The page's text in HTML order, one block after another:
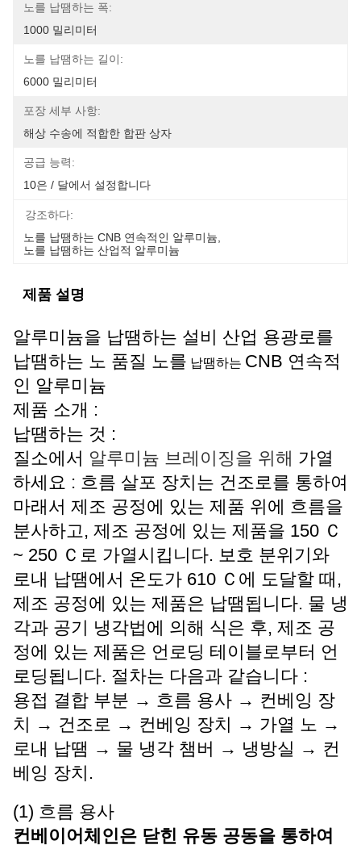
노를 납땜하는 폭:
1000 밀리미터
노를 납땜하는 길이:
6000 밀리미터
포장 세부 사항:
해상 수송에 적합한 합판 상자
공급 능력:
10은 / 달에서 설정합니다
강조하다:
노를 납땜하는 CNB 연속적인 알루미늄
노를 납땜하는 산업적 알루미늄
제품 설명
알루미늄을 납땜하는 설비 산업 용광로를
납땜하는 노 품질 노를 납땜하는 CNB 연속적
인 알루미늄
제품 소개 :
납땜하는 것 :
질소에서 알루미늄 브레이징을 위해 가열
하세요 : 흐름 살포 장치는 건조로를 통하여
마래서 제조 공정에 있는 제품 위에 흐름을
분사하고, 제조 공정에 있는 제품을 150 Ｃ
~ 250 Ｃ로 가열시킵니다. 보호 분위기와
로내 납땜에서 온도가 610 Ｃ에 도달할 때,
제조 공정에 있는 제품은 납땜됩니다. 물 냉
각과 공기 냉각법에 의해 식은 후, 제조 공
정에 있는 제품은 언로딩 테이블로부터 언
로딩됩니다. 절차는 다음과 같습니다 :
용접 결합 부분 → 흐름 용사 → 컨베잉 장
치 → 건조로 → 컨베잉 장치 → 가열 노 →
로내 납땜 → 물 냉각 챔버 → 냉방실 → 컨
베잉 장치.
(1) 흐름 용사
컨베이어체인은 닫힌 유동 공동을 통하여